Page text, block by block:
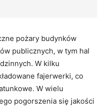
pożary budynków
publicznych, w tym hal
W kilku
fajerwerki, co
W wielu
pogorszenia się jakości